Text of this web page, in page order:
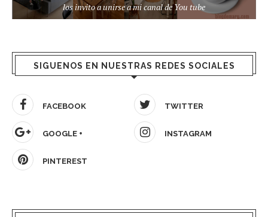
los invito a unirse a mi canal de You tube
SIGUENOS EN NUESTRAS REDES SOCIALES
FACEBOOK TWITTER
GOOGLE + INSTAGRAM
PINTEREST